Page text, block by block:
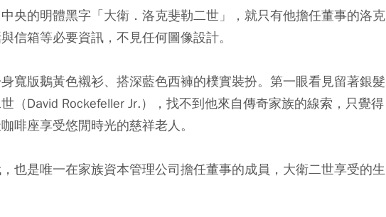
央的明體黑字「大衛．洛克斐勒二世」，就只有他擔任董事的洛克
信箱等必要資訊，不見任何圖像設計。
寬版鵝黃色襯衫、搭深藍色西褲的樸實裝扮。第一眼看見留著銀髮
（David Rockefeller Jr.），找不到他來自傳奇家族的線索，只覺得
啡座享受悠閒時光的慈祥老人。
也是唯一在家族資本管理公司擔任董事的成員，大衛二世享受的生